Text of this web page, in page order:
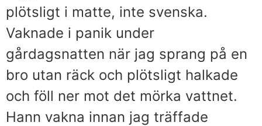
plötsligt i matte, inte svenska.
Vaknade i panik under
gårdagsnatten när jag sprang på en
bro utan räck och plötsligt halkade
och föll ner mot det mörka vattnet.
Hann vakna innan jag träffade